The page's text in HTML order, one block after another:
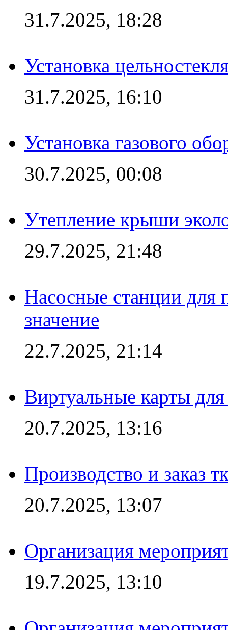
31.7.2025, 18:28
Установка
31.7.2025, 16:10
Установка газового
30.7.2025, 00:08
Утепление крыши
29.7.2025, 21:48
Насосные станции для
значение
22.7.2025, 21:14
Виртуальные карты
20.7.2025, 13:16
Производство и заказ
20.7.2025, 13:07
Организация
19.7.2025, 13:10